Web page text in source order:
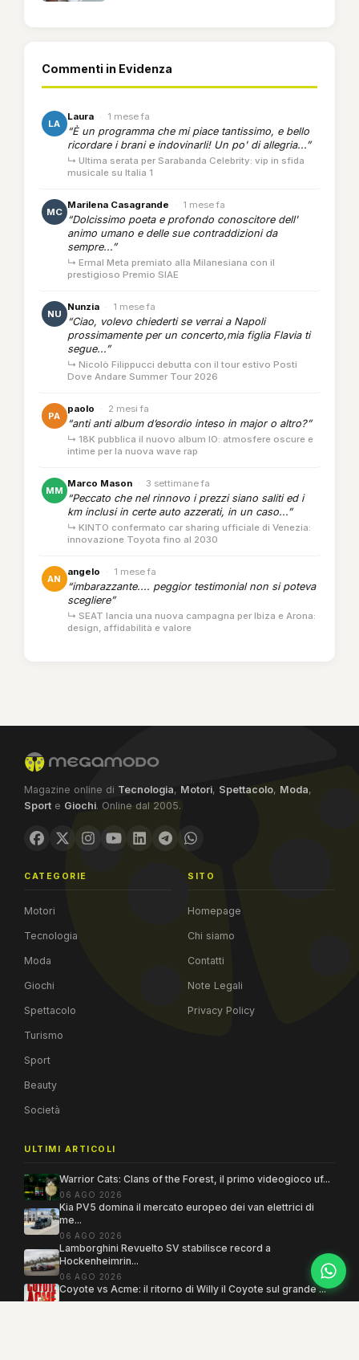
Commenti in Evidenza
LA
Laura · 1 mese fa
“È un programma che mi piace tantissimo, e bello
ricordare i brani e indovinarli! Un po' di allegria...”
↳ Ultima serata per Sarabanda Celebrity: vip in sfida
musicale su Italia 1
MC
Marilena Casagrande · 1 mese fa
“Dolcissimo poeta e profondo conoscitore dell'
animo umano e delle sue contraddizioni da
sempre...”
↳ Ermal Meta premiato alla Milanesiana con il
prestigioso Premio SIAE
NU
Nunzia · 1 mese fa
“Ciao, volevo chiederti se verrai a Napoli
prossimamente per un concerto,mia figlia Flavia ti
segue...”
↳ Nicolò Filippucci debutta con il tour estivo Posti
Dove Andare Summer Tour 2026
PA
paolo · 2 mesi fa
“anti anti album d’esordio inteso in major o altro?”
↳ 18K pubblica il nuovo album IO: atmosfere oscure e
intime per la nuova wave rap
MM
Marco Mason · 3 settimane fa
“Peccato che nel rinnovo i prezzi siano saliti ed i
km inclusi in certe auto azzerati, in un caso...”
↳ KINTO confermato car sharing ufficiale di Venezia:
innovazione Toyota fino al 2030
AN
angelo · 1 mese fa
“imbarazzante.... peggior testimonial non si poteva
scegliere”
↳ SEAT lancia una nuova campagna per Ibiza e Arona:
design, affidabilità e valore
Magazine online di Tecnologia, Motori, Spettacolo, Moda,
Sport e Giochi. Online dal 2005.
CATEGORIE
Motori
Tecnologia
Moda
Giochi
Spettacolo
Turismo
Sport
Beauty
Società
SITO
Homepage
Chi siamo
Contatti
Note Legali
Privacy Policy
ULTIMI ARTICOLI
Warrior Cats: Clans of the Forest, il primo videogioco uf...
06 AGO 2026
Kia PV5 domina il mercato europeo dei van elettrici di
me...
06 AGO 2026
Lamborghini Revuelto SV stabilisce record a
Hockenheimrin...
06 AGO 2026
Coyote vs Acme: il ritorno di Willy il Coyote sul grande ...
06 AGO 2026